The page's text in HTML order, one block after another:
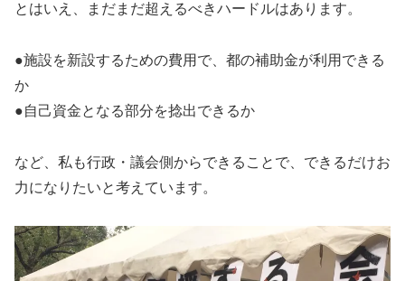
とはいえ、まだまだ超えるべきハードルはあります。
●施設を新設するための費用で、都の補助金が利用できる
か
●自己資金となる部分を捻出できるか
など、私も行政・議会側からできることで、できるだけお
力になりたいと考えています。